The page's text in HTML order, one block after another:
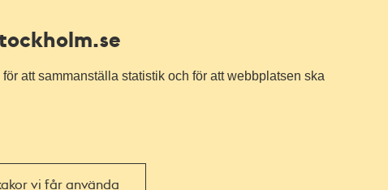
att sammanställa statistik och för att webbplatsen ska
vi får använda